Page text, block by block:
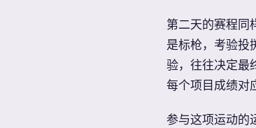
第二天的赛程同
是标枪，考验投
验，往往决定最
每个项目成绩对
参与这项运动的